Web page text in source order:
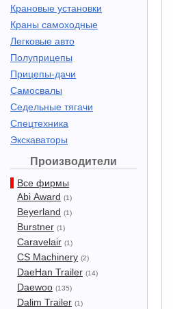
Крановые установки
Краны самоходные
Легковые авто
Полуприцепы
Прицепы-дачи
Самосвалы
Седельные тягачи
Спецтехника
Экскаваторы
Производители
Все фирмы
Abi Award (1)
Beyerland (1)
Burstner (1)
Caravelair (1)
CS Machinery (2)
DaeHan Trailer (14)
Daewoo (135)
Dalim Trailer (1)